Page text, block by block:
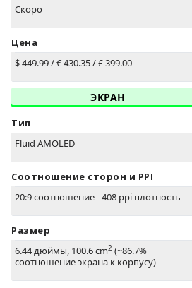
Скоро
Цена
$ 449.99 / € 430.35 / £ 399.00
ЭКРАН
Тип
Fluid AMOLED
Соотношение сторон и PPI
20:9 соотношение - 408 ppi плотность
Размер
6.44 дюймы, 100.6 cm2 (~86.7%
соотношение экрана к корпусу)